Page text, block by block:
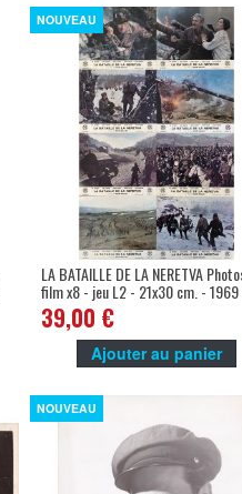
NOUVEAU
LA BATAILLE DE LA NERETVA
film x8 - jeu L2 - 21x30 cm. - 1969
Brynner, Veljko Bulajic
39,00 €
Ajouter au panier
NOUVEAU